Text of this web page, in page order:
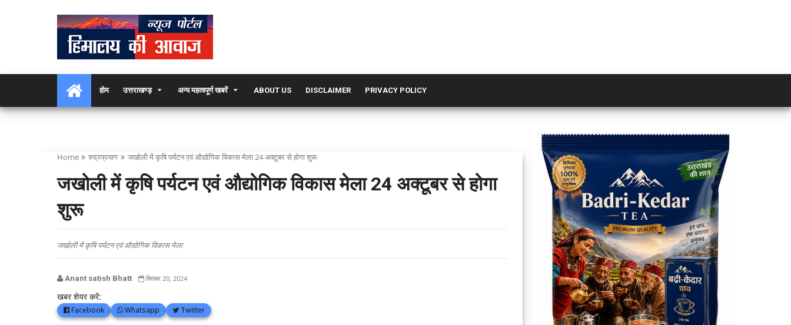
होम उत्तराखण्ड़ अन्य महत्वपूर्ण खबरें ABOUT US DISCLAIMER PRIVACY POLICY
Home रुद्रप्रयाग जखोली में कृषि पर्यटन एवं औद्योगिक विकास मेला 24 अक्टूबर से होगा शुरू
जखोली में कृषि पर्यटन एवं औद्योगिक विकास मेला 24 अक्टूबर से होगा
शुरू
जखोली में कृषि पर्यटन एवं औद्योगिक विकास मेला
Anant satish Bhatt सितंबर 20, 2024
खबर शेयर करें:
Facebook Whatsapp Twitter